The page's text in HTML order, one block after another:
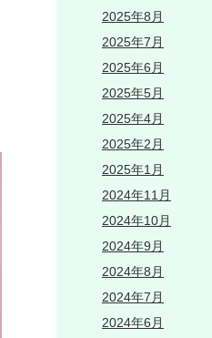
2025年8月
2025年7月
2025年6月
2025年5月
2025年4月
2025年2月
2025年1月
2024年11月
2024年10月
2024年9月
2024年8月
2024年7月
2024年6月